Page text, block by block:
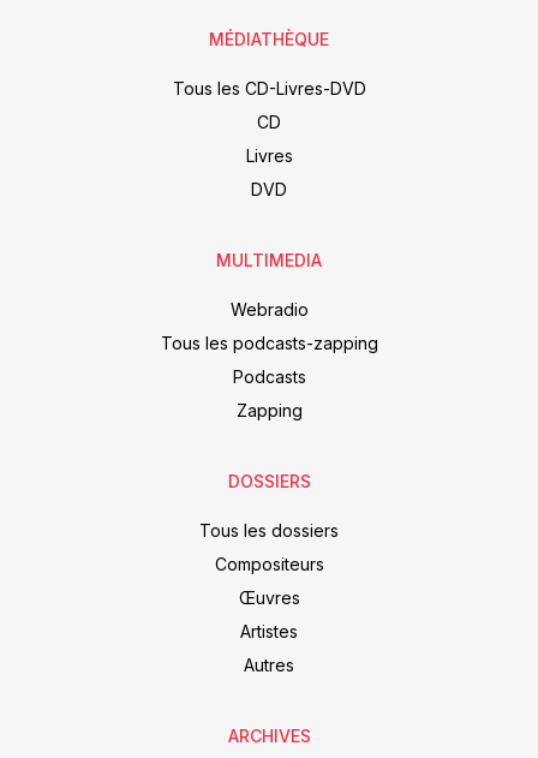
MÉDIATHÈQUE
Tous les CD-Livres-DVD
CD
Livres
DVD
MULTIMEDIA
Webradio
Tous les podcasts-zapping
Podcasts
Zapping
DOSSIERS
Tous les dossiers
Compositeurs
Œuvres
Artistes
Autres
ARCHIVES